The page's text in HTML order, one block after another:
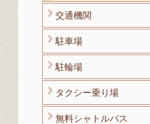
交通機関
駐車場
駐輪場
タクシー乗り場
無料シャトルバス